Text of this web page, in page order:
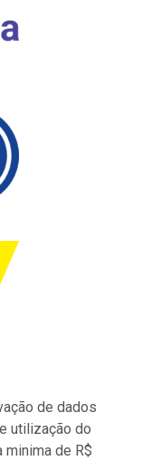
de dados
utilização do
minima de R$